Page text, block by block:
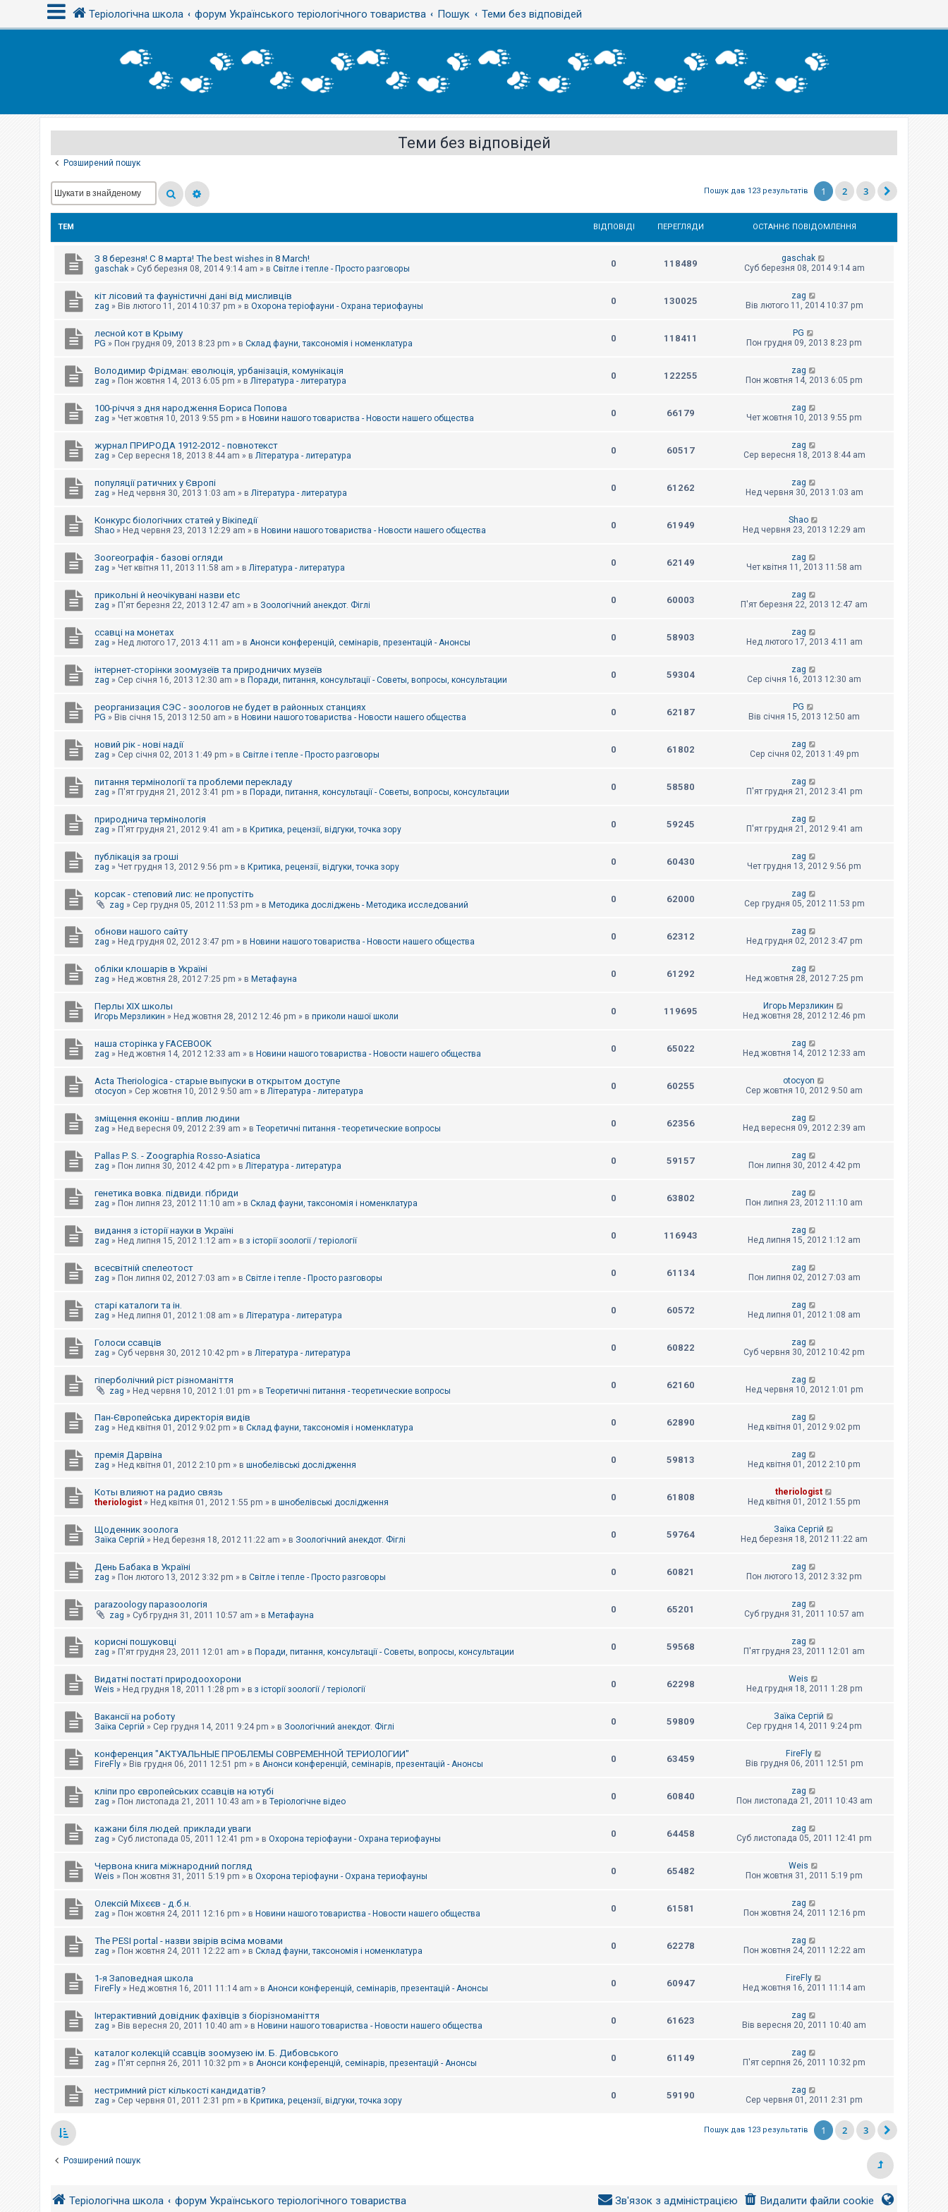
Теріологічна школа форум Українського теріологічного товариства Пошук Теми без відповідей
Теми без відповідей
Розширений пошук
Пошук дав 123 результатів 1 2 3
ТЕМ ВІДПОВІДІ ПЕРЕГЛЯДИ ОСТАННЄ ПОВІДОМЛЕННЯ
З 8 березня! С 8 марта! The best wishes in 8 March!
gaschak » Суб березня 08, 2014 9:14 am » в Світле і тепле - Просто разговоры 0 118489
gaschak
Суб березня 08, 2014 9:14 am
кіт лісовий та фауністичні дані від мисливців
zag » Вів лютого 11, 2014 10:37 pm » в Охорона теріофауни - Охрана териофауны 0 130025
zag
Вів лютого 11, 2014 10:37 pm
лесной кот в Крыму
PG » Пон грудня 09, 2013 8:23 pm » в Склад фауни, таксономія і номенклатура 0 118411
PG
Пон грудня 09, 2013 8:23 pm
Володимир Фрідман: еволюція, урбанізація, комунікація
zag » Пон жовтня 14, 2013 6:05 pm » в Література - литература 0 122255
zag
Пон жовтня 14, 2013 6:05 pm
100-річчя з дня народження Бориса Попова
zag » Чет жовтня 10, 2013 9:55 pm » в Новини нашого товариства - Новости нашего общества 0 66179
zag
Чет жовтня 10, 2013 9:55 pm
журнал ПРИРОДА 1912-2012 - повнотекст
zag » Сер вересня 18, 2013 8:44 am » в Література - литература 0 60517
zag
Сер вересня 18, 2013 8:44 am
популяції ратичних у Європі
zag » Нед червня 30, 2013 1:03 am » в Література - литература 0 61262
zag
Нед червня 30, 2013 1:03 am
Конкурс біологічних статей у Вікіпедії
Shao » Нед червня 23, 2013 12:29 am » в Новини нашого товариства - Новости нашего общества 0 61949
Shao
Нед червня 23, 2013 12:29 am
Зоогеографія - базові огляди
zag » Чет квітня 11, 2013 11:58 am » в Література - литература 0 62149
zag
Чет квітня 11, 2013 11:58 am
прикольні й неочікувані назви etc
zag » П'ят березня 22, 2013 12:47 am » в Зоологічний анекдот. Фіглі 0 60003
zag
П'ят березня 22, 2013 12:47 am
ссавці на монетах
zag » Нед лютого 17, 2013 4:11 am » в Анонси конференцій, семінарів, презентацій - Анонсы 0 58903
zag
Нед лютого 17, 2013 4:11 am
інтернет-сторінки зоомузеїв та природничих музеїв
zag » Сер січня 16, 2013 12:30 am » в Поради, питання, консультації - Советы, вопросы, консультации 0 59304
zag
Сер січня 16, 2013 12:30 am
реорганизация СЭС - зоологов не будет в районных станциях
PG » Вів січня 15, 2013 12:50 am » в Новини нашого товариства - Новости нашего общества 0 62187
PG
Вів січня 15, 2013 12:50 am
новий рік - нові надії
zag » Сер січня 02, 2013 1:49 pm » в Світле і тепле - Просто разговоры 0 61802
zag
Сер січня 02, 2013 1:49 pm
питання термінології та проблеми перекладу
zag » П'ят грудня 21, 2012 3:41 pm » в Поради, питання, консультації - Советы, вопросы, консультации 0 58580
zag
П'ят грудня 21, 2012 3:41 pm
природнича термінологія
zag » П'ят грудня 21, 2012 9:41 am » в Критика, рецензії, відгуки, точка зору 0 59245
zag
П'ят грудня 21, 2012 9:41 am
публікація за гроші
zag » Чет грудня 13, 2012 9:56 pm » в Критика, рецензії, відгуки, точка зору 0 60430
zag
Чет грудня 13, 2012 9:56 pm
корсак - степовий лис: не пропустіть
zag » Сер грудня 05, 2012 11:53 pm » в Методика досліджень - Методика исследований
0 62000
zag
Сер грудня 05, 2012 11:53 pm
обнови нашого сайту
zag » Нед грудня 02, 2012 3:47 pm » в Новини нашого товариства - Новости нашего общества 0 62312
zag
Нед грудня 02, 2012 3:47 pm
обліки клошарів в Україні
zag » Нед жовтня 28, 2012 7:25 pm » в Метафауна 0 61292
zag
Нед жовтня 28, 2012 7:25 pm
Перлы ХІХ школы
Игорь Мерзликин » Нед жовтня 28, 2012 12:46 pm » в приколи нашої школи 0 119695
Игорь Мерзликин
Нед жовтня 28, 2012 12:46 pm
наша сторінка у FACEBOOK
zag » Нед жовтня 14, 2012 12:33 am » в Новини нашого товариства - Новости нашего общества 0 65022
zag
Нед жовтня 14, 2012 12:33 am
Acta Theriologica - старые выпуски в открытом доступе
otocyon » Сер жовтня 10, 2012 9:50 am » в Література - литература 0 60255
otocyon
Сер жовтня 10, 2012 9:50 am
зміщення еконіш - вплив людини
zag » Нед вересня 09, 2012 2:39 am » в Теоретичні питання - теоретические вопросы 0 62356
zag
Нед вересня 09, 2012 2:39 am
Pallas P. S. - Zoographia Rosso-Asiatica
zag » Пон липня 30, 2012 4:42 pm » в Література - литература 0 59157
zag
Пон липня 30, 2012 4:42 pm
генетика вовка. підвиди. гібриди
zag » Пон липня 23, 2012 11:10 am » в Склад фауни, таксономія і номенклатура 0 63802
zag
Пон липня 23, 2012 11:10 am
видання з історії науки в Україні
zag » Нед липня 15, 2012 1:12 am » в з історії зоології / теріології 0 116943
zag
Нед липня 15, 2012 1:12 am
всесвітній спелеотост
zag » Пон липня 02, 2012 7:03 am » в Світле і тепле - Просто разговоры 0 61134
zag
Пон липня 02, 2012 7:03 am
старі каталоги та ін.
zag » Нед липня 01, 2012 1:08 am » в Література - литература 0 60572
zag
Нед липня 01, 2012 1:08 am
Голоси ссавців
zag » Суб червня 30, 2012 10:42 pm » в Література - литература 0 60822
zag
Суб червня 30, 2012 10:42 pm
гіперболічний ріст різноманіття
zag » Нед червня 10, 2012 1:01 pm » в Теоретичні питання - теоретические вопросы
0 62160
zag
Нед червня 10, 2012 1:01 pm
Пан-Європейська директорія видів
zag » Нед квітня 01, 2012 9:02 pm » в Склад фауни, таксономія і номенклатура 0 62890
zag
Нед квітня 01, 2012 9:02 pm
премія Дарвіна
zag » Нед квітня 01, 2012 2:10 pm » в шнобелівські дослідження 0 59813
zag
Нед квітня 01, 2012 2:10 pm
Коты влияют на радио связь
theriologist » Нед квітня 01, 2012 1:55 pm » в шнобелівські дослідження 0 61808
theriologist
Нед квітня 01, 2012 1:55 pm
Щоденник зоолога
Заїка Сергій » Нед березня 18, 2012 11:22 am » в Зоологічний анекдот. Фіглі 0 59764
Заїка Сергій
Нед березня 18, 2012 11:22 am
День Бабака в Україні
zag » Пон лютого 13, 2012 3:32 pm » в Світле і тепле - Просто разговоры 0 60821
zag
Пон лютого 13, 2012 3:32 pm
parazoology паразоологія
zag » Суб грудня 31, 2011 10:57 am » в Метафауна
0 65201
zag
Суб грудня 31, 2011 10:57 am
корисні пошуковці
zag » П'ят грудня 23, 2011 12:01 am » в Поради, питання, консультації - Советы, вопросы, консультации 0 59568
zag
П'ят грудня 23, 2011 12:01 am
Видатні постаті природоохорони
Weis » Нед грудня 18, 2011 1:28 pm » в з історії зоології / теріології 0 62298
Weis
Нед грудня 18, 2011 1:28 pm
Вакансії на роботу
Заїка Сергій » Сер грудня 14, 2011 9:24 pm » в Зоологічний анекдот. Фіглі 0 59809
Заїка Сергій
Сер грудня 14, 2011 9:24 pm
конференция "АКТУАЛЬНЫЕ ПРОБЛЕМЫ СОВРЕМЕННОЙ ТЕРИОЛОГИИ"
FireFly » Вів грудня 06, 2011 12:51 pm » в Анонси конференцій, семінарів, презентацій - Анонсы 0 63459
FireFly
Вів грудня 06, 2011 12:51 pm
кліпи про європейських ссавців на ютубі
zag » Пон листопада 21, 2011 10:43 am » в Теріологічне відео 0 60840
zag
Пон листопада 21, 2011 10:43 am
кажани біля людей. приклади уваги
zag » Суб листопада 05, 2011 12:41 pm » в Охорона теріофауни - Охрана териофауны 0 64458
zag
Суб листопада 05, 2011 12:41 pm
Червона книга міжнародний погляд
Weis » Пон жовтня 31, 2011 5:19 pm » в Охорона теріофауни - Охрана териофауны 0 65482
Weis
Пон жовтня 31, 2011 5:19 pm
Олексій Міхєєв - д.б.н.
zag » Пон жовтня 24, 2011 12:16 pm » в Новини нашого товариства - Новости нашего общества 0 61581
zag
Пон жовтня 24, 2011 12:16 pm
The PESI portal - назви звірів всіма мовами
zag » Пон жовтня 24, 2011 12:22 am » в Склад фауни, таксономія і номенклатура 0 62278
zag
Пон жовтня 24, 2011 12:22 am
1-я Заповедная школа
FireFly » Нед жовтня 16, 2011 11:14 am » в Анонси конференцій, семінарів, презентацій - Анонсы 0 60947
FireFly
Нед жовтня 16, 2011 11:14 am
Інтерактивний довідник фахівців з біорізноманіття
zag » Вів вересня 20, 2011 10:40 am » в Новини нашого товариства - Новости нашего общества 0 61623
zag
Вів вересня 20, 2011 10:40 am
каталог колекцій ссавців зоомузею ім. Б. Дибовського
zag » П'ят серпня 26, 2011 10:32 pm » в Анонси конференцій, семінарів, презентацій - Анонсы 0 61149
zag
П'ят серпня 26, 2011 10:32 pm
нестримний ріст кількості кандидатів?
zag » Сер червня 01, 2011 2:31 pm » в Критика, рецензії, відгуки, точка зору 0 59190
zag
Сер червня 01, 2011 2:31 pm
Пошук дав 123 результатів 1 2 3
Розширений пошук
Теріологічна школа форум Українського теріологічного товариства Видалити файли cookie
Зв'язок з адміністрацією